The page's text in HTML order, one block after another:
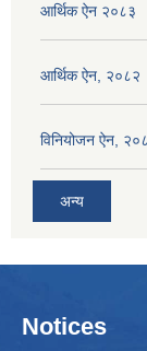
आर्थिक ऐन २०८३
आर्थिक ऐन, २०८२
विनियोजन ऐन,
अन्य
Notices